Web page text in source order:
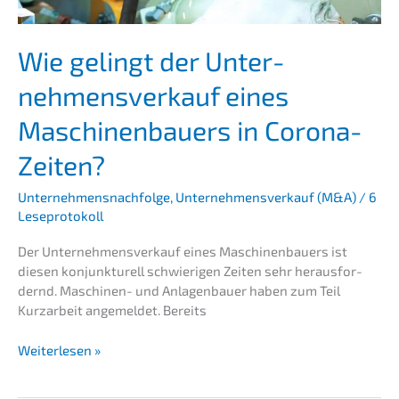
Wie gelingt der Unter­
nehmens­verkauf eines
Maschi­nen­bau­ers in Corona-
Zeiten?
Unternehmensnachfolge, Unternehmensverkauf (M&A) / 6
Leseprotokoll
Der Unter­nehmens­verkauf eines Maschi­nen­bau­ers ist
diesen konjunk­tu­rell schwie­ri­gen Zeiten sehr heraus­for­
dernd. Maschi­­nen- und Anlagen­bau­er haben zum Teil
Kurzar­beit angemel­det. Bereits
Wie
Weiterlesen »